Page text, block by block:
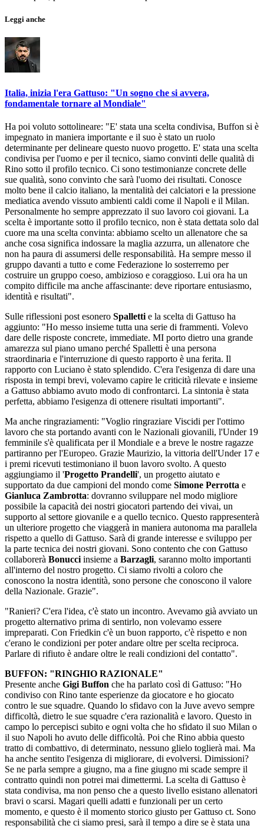
Leggi anche
Italia, inizia l'era Gattuso: "Un sogno che si avvera,
fondamentale tornare al Mondiale"
Ha poi voluto sottolineare: "E' stata una scelta condivisa, Buffon si è
impegnato in maniera importante e il suo è stato un ruolo
determinante per delineare questo nuovo progetto. E' stata una scelta
condivisa per l'uomo e per il tecnico, siamo convinti delle qualità di
Rino sotto il profilo tecnico. Ci sono testimonianze concrete delle
sue qualità, sono convinto che sarà l'uomo dei risultati. Conosce
molto bene il calcio italiano, la mentalità dei calciatori e la pressione
mediatica avendo vissuto ambienti caldi come il Napoli e il Milan.
Personalmente ho sempre apprezzato il suo lavoro coi giovani. La
scelta è importante sotto il profilo tecnico, non è stata dettata solo dal
cuore ma una scelta convinta: abbiamo scelto un allenatore che sa
anche cosa significa indossare la maglia azzurra, un allenatore che
non ha paura di assumersi delle responsabilità. Ha sempre messo il
gruppo davanti a tutto e come Federazione lo sosterremo per
costruire un gruppo coeso, ambizioso e coraggioso. Lui ora ha un
compito difficile ma anche affascinante: deve riportare entusiasmo,
identità e risultati".
Sulle riflessioni post esonero Spalletti e la scelta di Gattuso ha
aggiunto: "Ho messo insieme tutta una serie di frammenti. Volevo
dare delle risposte concrete, immediate. MI porto dietro una grande
amarezza sul piano umano perché Spalletti è una persona
straordinaria e l'interruzione di questo rapporto è una ferita. Il
rapporto con Luciano è stato splendido. C'era l'esigenza di dare una
risposta in tempi brevi, volevamo capire le criticità rilevate e insieme
a Gattuso abbiamo avuto modo di confrontarci. La sintonia è stata
perfetta, abbiamo l'esigenza di ottenere risultati importanti".
Ma anche ringraziamenti: "Voglio ringraziare Viscidi per l'ottimo
lavoro che sta portando avanti con le Nazionali giovanili, l'Under 19
femminile s'è qualificata per il Mondiale e a breve le nostre ragazze
partiranno per l'Europeo. Grazie Maurizio, la vittoria dell'Under 17 e
i premi ricevuti testimoniano il buon lavoro svolto. A questo
aggiungiamo il 'Progetto Prandelli', un progetto aiutato e
supportato da due campioni del mondo come Simone Perrotta e
Gianluca Zambrotta: dovranno sviluppare nel modo migliore
possibile la capacità dei nostri giocatori partendo dei vivai, un
supporto al settore giovanile e a quello tecnico. Questo rappresenterà
un ulteriore progetto che viaggerà in maniera autonoma ma parallela
rispetto a quello di Gattuso. Sarà di grande interesse e sviluppo per
la parte tecnica dei nostri giovani. Sono contento che con Gattuso
collaborerà Bonucci insieme a Barzagli, saranno molto importanti
all'interno del nostro progetto. Ci siamo rivolti a coloro che
conoscono la nostra identità, sono persone che conoscono il valore
della Nazionale. Grazie".
"Ranieri? C'era l'idea, c'è stato un incontro. Avevamo già avviato un
progetto alternativo prima di sentirlo, non volevamo essere
impreparati. Con Friedkin c'è un buon rapporto, c'è rispetto e non
c'erano le condizioni per poter andare oltre per scelta reciproca.
Parlare di rifiuto è andare oltre le reali condizioni del contatto".
BUFFON: "RINGHIO RAZIONALE"
Presente anche Gigi Buffon che ha parlato così di Gattuso: "Ho
condiviso con Rino tante esperienze da giocatore e ho giocato
contro le sue squadre. Quando lo sfidavo con la Juve avevo sempre
difficoltà, dietro le sue squadre c'era razionalità e lavoro. Questo in
campo lo percepisci subito e ogni volta che ho sfidato il suo Milan o
il suo Napoli ho avuto delle difficoltà. Poi che Rino abbia questo
tratto di combattivo, di determinato, nessuno glielo toglierà mai. Ma
ha anche sentito l'esigenza di migliorare, di evolversi. Dimissioni?
Se ne parla sempre a giugno, ma a fine giugno mi scade sempre il
contratto quindi non potrei mai dimettermi. La scelta di Gattuso è
stata condivisa, ma non penso che a questo livello esistano allenatori
bravi o scarsi. Magari quelli adatti e funzionali per un certo
momento, e questo è il momento storico giusto per Gattuso ct. Sono
responsabilità che ci siamo presi, sarà il tempo a dire se è stata una